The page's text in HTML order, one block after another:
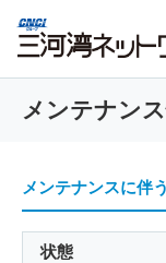
メンテナン
メンテナンスに伴
状態